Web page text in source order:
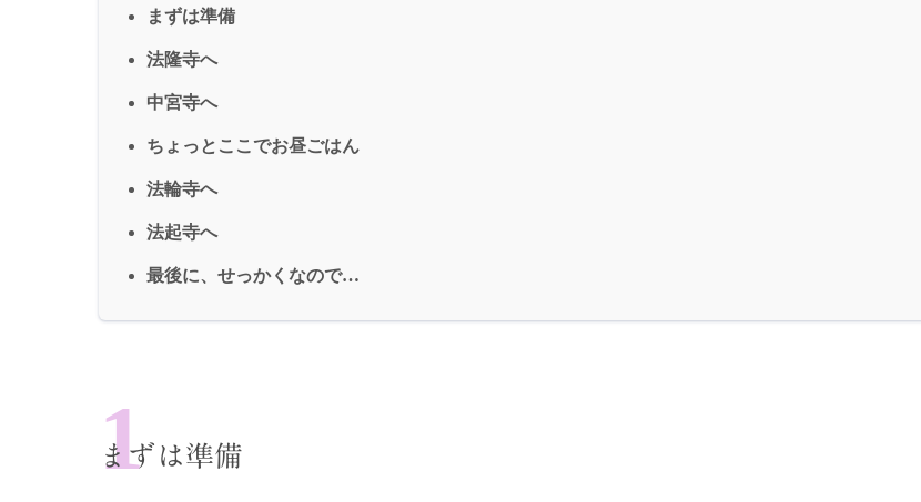
まずは準備
法隆寺へ
中宮寺へ
ちょっとここでお昼ごはん
法輪寺へ
法起寺へ
最後に、せっかくなので…
まずは準備